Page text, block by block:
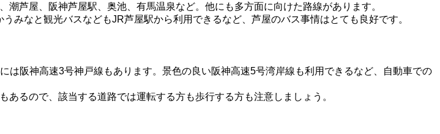
芦屋、阪神芦屋駅、奥池、有馬温泉など。他にも多方面に向けた路線があります。
みなと観光バスなどもJR芦屋駅から利用できるなど、芦屋のバス事情はとても良好です。
阪神高速3号神戸線もあります。景色の良い阪神高速5号湾岸線も利用できるなど、自動車での
るので、該当する道路では運転する方も歩行する方も注意しましょう。